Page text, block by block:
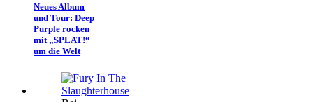
Neues Album
und Tour: Deep
Purple rocken
mit „SPLAT!“
um die Welt